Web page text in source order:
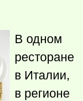
В одном
ресторане
в Италии,
в регионе